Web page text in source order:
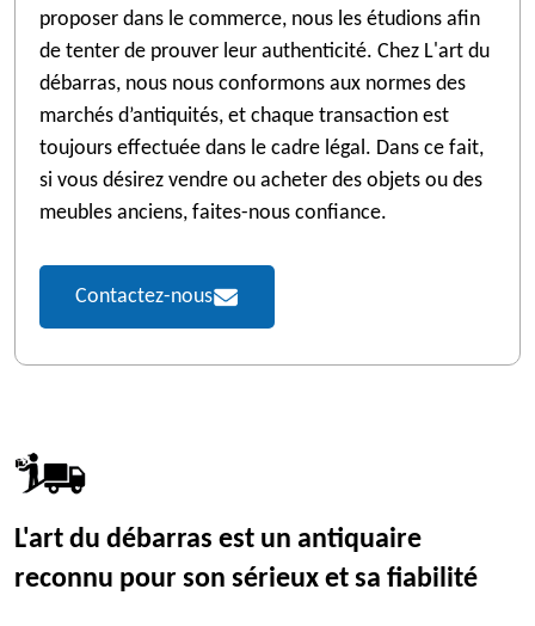
proposer dans le commerce, nous les étudions afin
de tenter de prouver leur authenticité. Chez L'art du
débarras, nous nous conformons aux normes des
marchés d’antiquités, et chaque transaction est
toujours effectuée dans le cadre légal. Dans ce fait,
si vous désirez vendre ou acheter des objets ou des
meubles anciens, faites-nous confiance.
Contactez-nous
L'art du débarras est un antiquaire
reconnu pour son sérieux et sa fiabilité